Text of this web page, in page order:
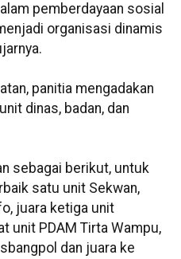
pemberdayaan sosial
organisasi dinamis
panitia mengadakan
dinas, badan, dan
sebagai berikut, untuk
satu unit Sekwan,
juara ketiga unit
unit PDAM Tirta Wampu,
dan juara ke